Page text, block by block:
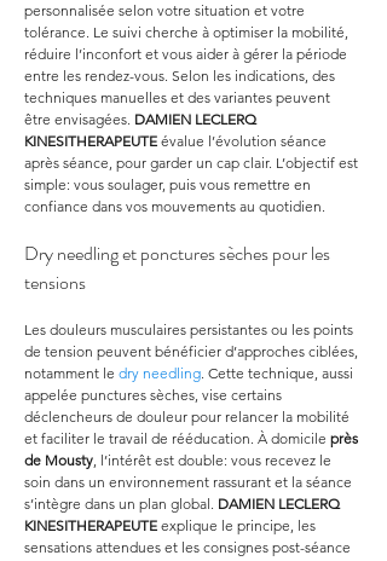
personnalisée selon votre situation et votre
tolérance. Le suivi cherche à optimiser la mobilité,
réduire l’inconfort et vous aider à gérer la période
entre les rendez-vous. Selon les indications, des
techniques manuelles et des variantes peuvent
être envisagées. DAMIEN LECLERQ
KINESITHERAPEUTE évalue l’évolution séance
après séance, pour garder un cap clair. L’objectif est
simple: vous soulager, puis vous remettre en
confiance dans vos mouvements au quotidien.
Dry needling et ponctures sèches pour les
tensions
Les douleurs musculaires persistantes ou les points
de tension peuvent bénéficier d’approches ciblées,
notamment le dry needling. Cette technique, aussi
appelée punctures sèches, vise certains
déclencheurs de douleur pour relancer la mobilité
et faciliter le travail de rééducation. À domicile près
de Mousty, l’intérêt est double: vous recevez le
soin dans un environnement rassurant et la séance
s’intègre dans un plan global. DAMIEN LECLERQ
KINESITHERAPEUTE explique le principe, les
sensations attendues et les consignes post-séance